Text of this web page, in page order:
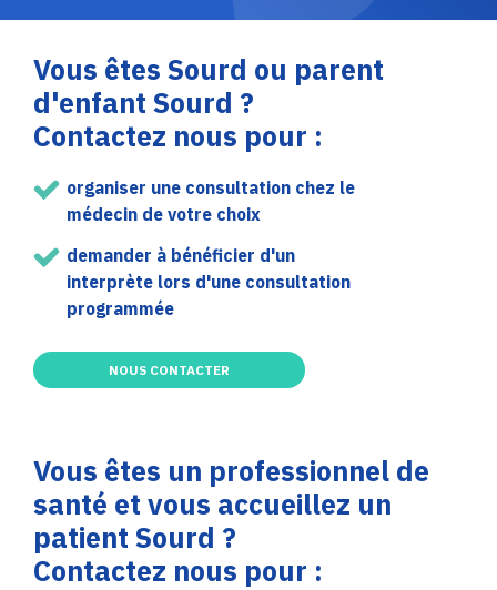
Vous êtes Sourd ou parent
d'enfant Sourd ?
Contactez nous pour :
organiser une consultation chez le
médecin de votre choix
demander à bénéficier d'un
interprète lors d'une consultation
programmée
NOUS CONTACTER
Vous êtes un professionnel de
santé et vous accueillez un
patient Sourd ?
Contactez nous pour :